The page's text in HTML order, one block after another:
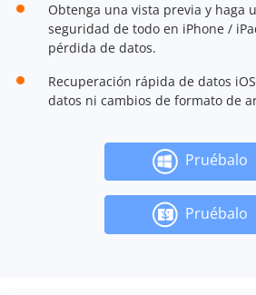
Obtenga una vista previa y haga
seguridad de todo en iPhone /
pérdida de datos.
Recuperación rápida de datos
datos ni cambios de formato de
Pruébalo
Pruébalo